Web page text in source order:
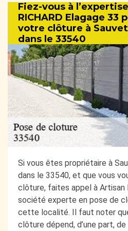
Fiez-vous à
RICHARD Elagage 33
votre clôture à
dans le 33540
Si vous êtes propriétaire à
dans le 33540, et que vous
clôture, faites appel à Artisan
société experte en pose de
cette localité. Il faut noter
clôture dépend, d’une part,